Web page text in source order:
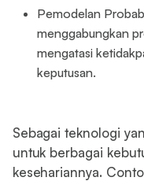
Pemodelan
menggabungkan
mengatasi
keputusan.
Sebagai teknologi
untuk berbagai
kesehariannya.